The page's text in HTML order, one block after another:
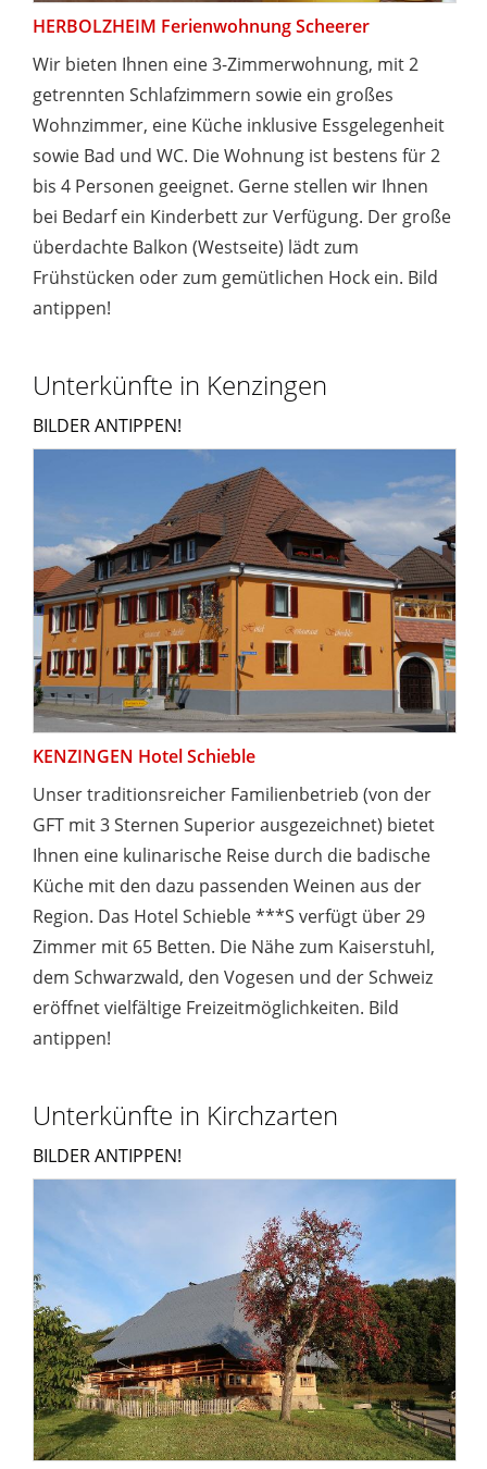
HERBOLZHEIM Ferienwohnung Scheerer
Wir bieten Ihnen eine 3-Zimmerwohnung, mit 2
getrennten Schlafzimmern sowie ein großes
Wohnzimmer, eine Küche inklusive Essgelegenheit
sowie Bad und WC. Die Wohnung ist bestens für 2
bis 4 Personen geeignet. Gerne stellen wir Ihnen
bei Bedarf ein Kinderbett zur Verfügung. Der große
überdachte Balkon (Westseite) lädt zum
Frühstücken oder zum gemütlichen Hock ein. Bild
antippen!
Unterkünfte in Kenzingen
BILDER ANTIPPEN!
KENZINGEN Hotel Schieble
Unser traditionsreicher Familienbetrieb (von der
GFT mit 3 Sternen Superior ausgezeichnet) bietet
Ihnen eine kulinarische Reise durch die badische
Küche mit den dazu passenden Weinen aus der
Region. Das Hotel Schieble ***S verfügt über 29
Zimmer mit 65 Betten. Die Nähe zum Kaiserstuhl,
dem Schwarzwald, den Vogesen und der Schweiz
eröffnet vielfältige Freizeitmöglichkeiten. Bild
antippen!
Unterkünfte in Kirchzarten
BILDER ANTIPPEN!